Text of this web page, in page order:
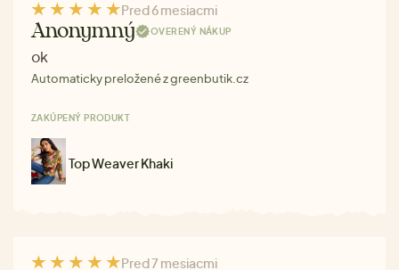
Pred 6 mesiacmi
Anonymný OVERENÝ NÁKUP
ok
Automaticky preložené z greenbutik.cz
ZAKÚPENÝ PRODUKT
Top Weaver Khaki
Pred 7 mesiacmi